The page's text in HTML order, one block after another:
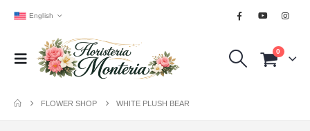
English
0
FLOWER SHOP WHITE PLUSH BEAR